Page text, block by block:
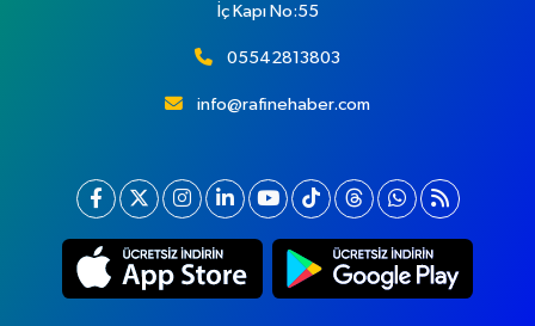
İç Kapı No:55
05542813803
info@rafinehaber.com